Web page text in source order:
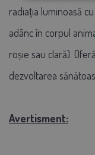
radiația luminoasă
adânc în corpul
roșie sau clară).
dezvoltarea
Avertisment: